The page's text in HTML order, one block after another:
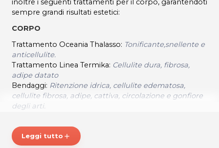
inoltre i seguenti trattamenti per il corpo, garantendoti
sempre grandi risultati estetici:
CORPO
Trattamento Oceania Thalasso: Tonificante,snellente e
anticellulite.
Trattamento Linea Termika: Cellulite dura, fibrosa,
adipe datato
Bendaggi: Ritenzione idrica, cellulite edematosa,
cellulite fibrosa, adipe, cattiva, circolazione e gonfiore
degli arti.
alle spalle
VISO
Leggi tutto add